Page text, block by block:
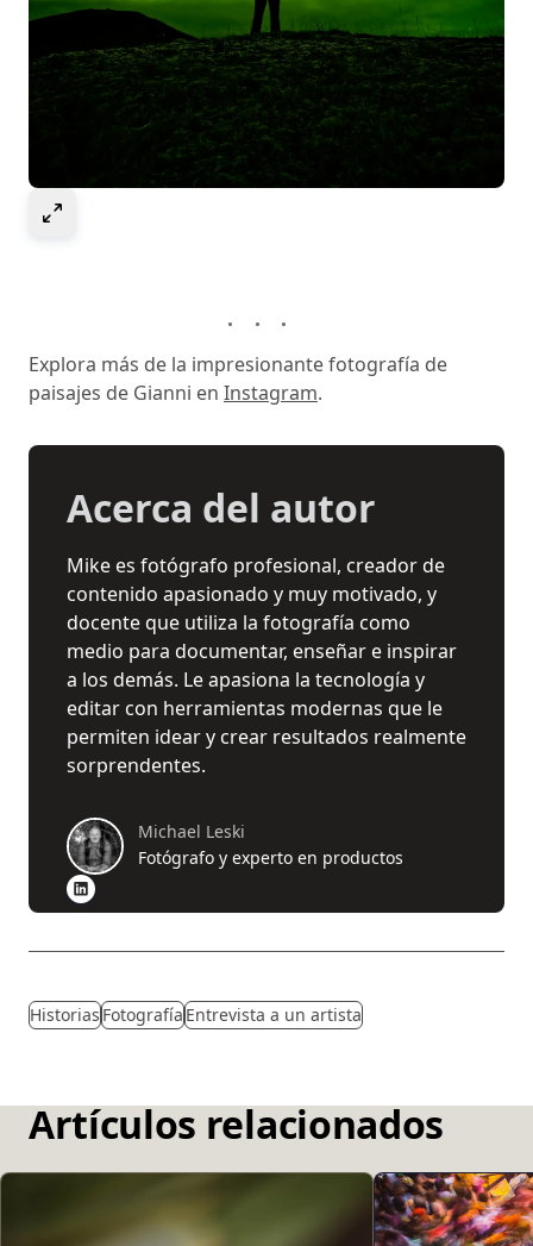
Explora más de la impresionante fotografía de
paisajes de Gianni en Instagram.
Acerca del autor
Mike es fotógrafo profesional, creador de
contenido apasionado y muy motivado, y
docente que utiliza la fotografía como
medio para documentar, enseñar e inspirar
a los demás. Le apasiona la tecnología y
editar con herramientas modernas que le
permiten idear y crear resultados realmente
sorprendentes.
Michael Leski
Fotógrafo y experto en productos
Historias Fotografía Entrevista a un artista
Artículos relacionados